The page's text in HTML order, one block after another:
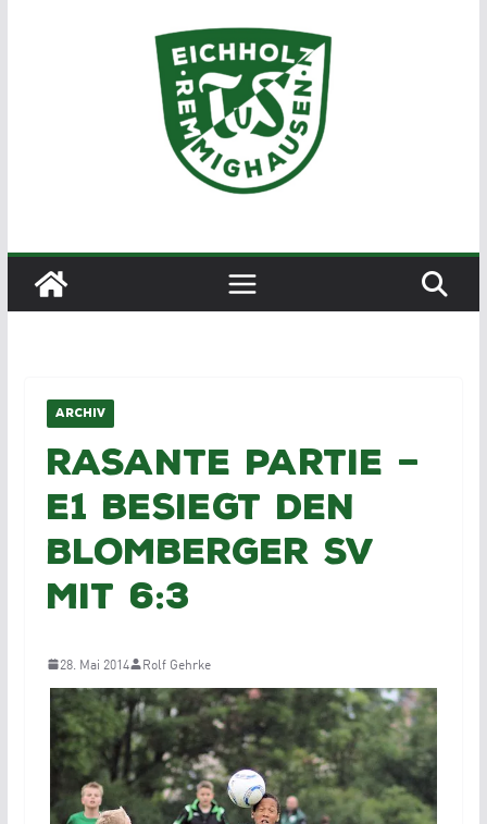
ARCHIV
Rasante Partie –
E1 besiegt den
Blomberger SV
mit 6:3
28. Mai 2014 Rolf Gehrke